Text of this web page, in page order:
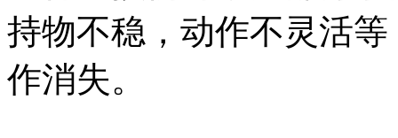
持物不稳，动作不灵活
作消失。